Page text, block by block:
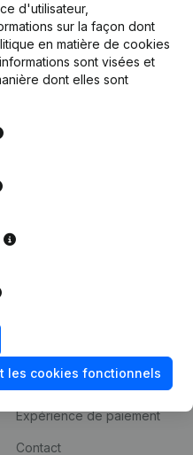
d'utilisateur,
sur la façon dont
en matière de cookies
sont visées et
dont elles sont
les cookies fonctionnels
Produit
Informations d’entreprise
Intégrations
Expérience de paiement
Contact